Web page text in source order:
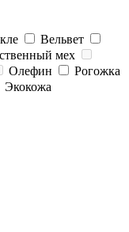
Вельвет
мех
Олефин
Рогожка
Экокожа